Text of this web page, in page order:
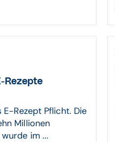
Rezepte
Rezept Pflicht. Die
Millionen
im ...